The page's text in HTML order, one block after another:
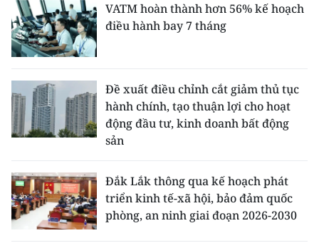
VATM hoàn thành hơn 56% kế hoạch
điều hành bay 7 tháng
Đề xuất điều chỉnh cắt giảm thủ tục
hành chính, tạo thuận lợi cho hoạt
động đầu tư, kinh doanh bất động
sản
Đắk Lắk thông qua kế hoạch phát
triển kinh tế-xã hội, bảo đảm quốc
phòng, an ninh giai đoạn 2026-2030